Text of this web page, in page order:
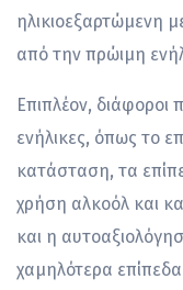
ηλικιοεξαρτώμενη
από την πρώιμη
Επιπλέον, διάφοροι
ενήλικες, όπως το
κατάσταση, τα
χρήση αλκοόλ και
και η
χαμηλότερα